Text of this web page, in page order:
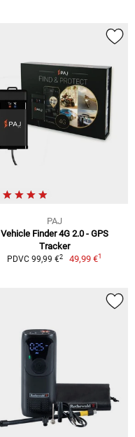
PAJ
Vehicle Finder 4G 2.0 - GPS
Tracker
PDVC 99,99 €2 49,99 €1